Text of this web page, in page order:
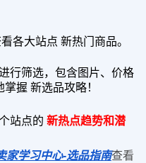
各大站点 新热门商品。
行筛选，包含图片、价格
握 新选品攻略！
站点的 新热点趋势和潜
家学习中心-选品指南查看